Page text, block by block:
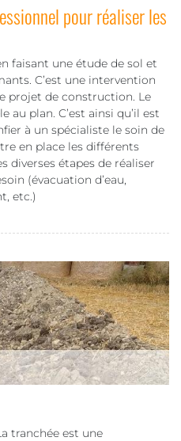
pour réaliser les
faisant une étude de sol et
C’est une intervention
projet de construction. Le
plan. C’est ainsi qu’il est
à un spécialiste le soin de
en place les différents
diverses étapes de réaliser
(évacuation d’eau,
etc.)
tranchée est une